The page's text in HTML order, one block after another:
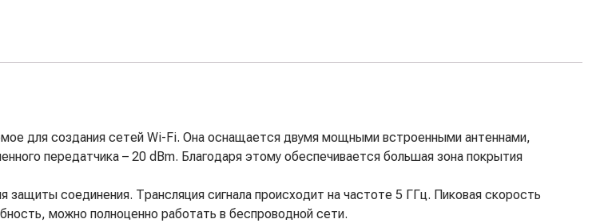
для создания сетей Wi-Fi. Она оснащается двумя мощными встроенными антеннами,
передатчика – 20 dBm. Благодаря этому обеспечивается большая зона покрытия
соединения. Трансляция сигнала происходит на частоте 5 ГГц. Пиковая скорость
можно полноценно работать в беспроводной сети.